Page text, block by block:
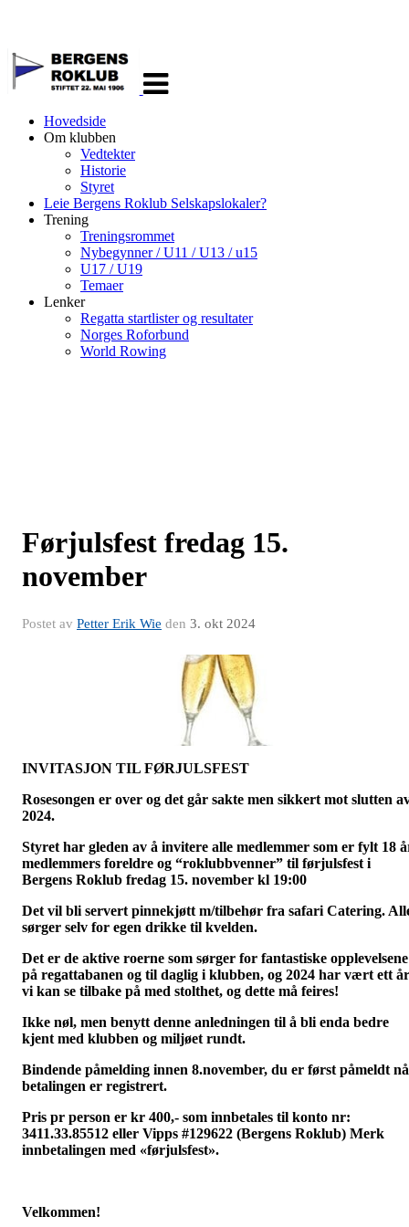
navigasjon
Hovedside
Om klubben
Vedtekter
Historie
Styret
Leie Bergens Roklub Selskapslokaler?
Trening
Treningsrommet
Nybegynner / U11 / U13 / u15
U17 / U19
Temaer
Lenker
Regatta startlister og resultater
Norges Roforbund
World Rowing
Førjulsfest fredag 15.
november
Postet av Petter Erik Wie den 3. okt 2024
INVITASJON TIL FØRJULSFEST
Rosesongen er over og det går sakte men sikkert mot slutten
2024.
Styret har gleden av å invitere alle medlemmer som er fylt 18
medlemmers foreldre og “roklubbvenner” til førjulsfest i
Bergens Roklub fredag 15. november kl 19:00
Det vil bli servert pinnekjøtt m/tilbehør fra safari Catering.
sørger selv for egen drikke til kvelden.
Det er de aktive roerne som sørger for fantastiske opplevelsene
på regattabanen og til daglig i klubben, og 2024 har vært ett år
vi kan se tilbake på med stolthet, og dette må feires!
Ikke nøl, men benytt denne anledningen til å bli enda bedre
kjent med klubben og miljøet rundt.
Bindende påmelding innen 8.november, du er først påmeldt
betalingen er registrert.
Pris pr person er kr 400,- som innbetales til konto nr:
3411.33.85512 eller Vipps #129622 (Bergens Roklub) Merk
innbetalingen med «førjulsfest».
Velkommen!